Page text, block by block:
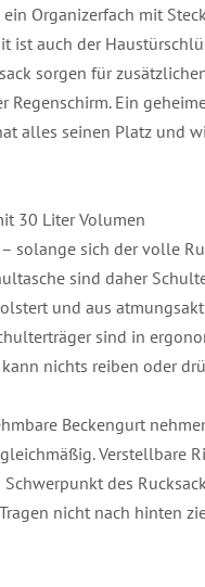
Organizerfach mit
ist auch der
sorgen für
Regenschirm. Ein
alles seinen Platz und
30 Liter Volumen
solange sich der volle
sind daher
und aus
sind in
nichts reiben oder
Beckengurt
Verstellbare
des
nicht nach hinten